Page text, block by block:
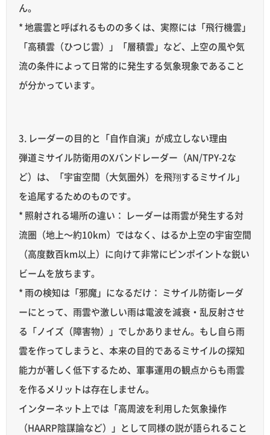
ん。
* 地震雲と呼ばれるものの多くは、実際には「飛行機雲」
「高積雲（ひつじ雲）」「層積雲」など、上空の風や気
流の条件によって日常的に発生する気象現象であること
が分かっています。
3. レーダーの目的と「自作自演」が成立しない理由
弾道ミサイル防衛用のXバンドレーダー（AN/TPY-2な
ど）は、「宇宙空間（大気圏外）を飛翔するミサイル」
を追尾するためのものです。
* 照射される場所の違い： レーダーは雨雲が発生する対
流圏（地上〜約10km）ではなく、はるか上空の宇宙空間
（高度数百km以上）に向けて非常にピンポイントな鋭い
ビームを放ちます。
* 雨の検知は「邪魔」になるだけ： ミサイル防衛レーダ
ーにとって、雨雲や激しい雨は電波を減衰・乱反射させ
る「ノイズ（障害物）」でしかありません。もし自ら雨
雲を作ってしまうと、本来の目的であるミサイルの探知
能力が著しく低下するため、軍事運用の観点からも雨雲
を作るメリットは存在しません。
インターネット上では「高周波を利用した気象操作
（HAARP陰謀論など）」として同様の説が語られること